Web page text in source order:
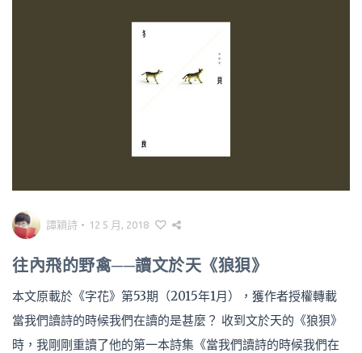
譚穎詩 • 12 5 月, 2018
往內飛的野禽──讀文於天《狼狽》
本文原載於《字花》第53期（2015年1月），獲作者授權轉載
當我們讀詩的時候我們在讀的是甚麼？ 收到文於天的《狼狽》
時，我剛剛重讀了他的第一本詩集《當我們讀詩的時候我們在